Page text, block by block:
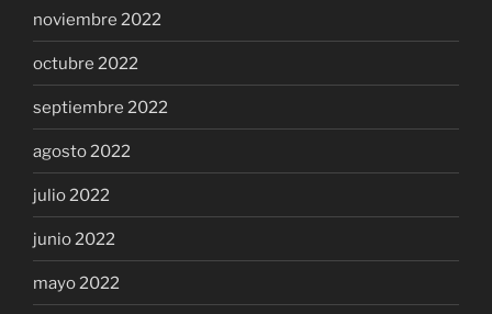
noviembre 2022
octubre 2022
septiembre 2022
agosto 2022
julio 2022
junio 2022
mayo 2022